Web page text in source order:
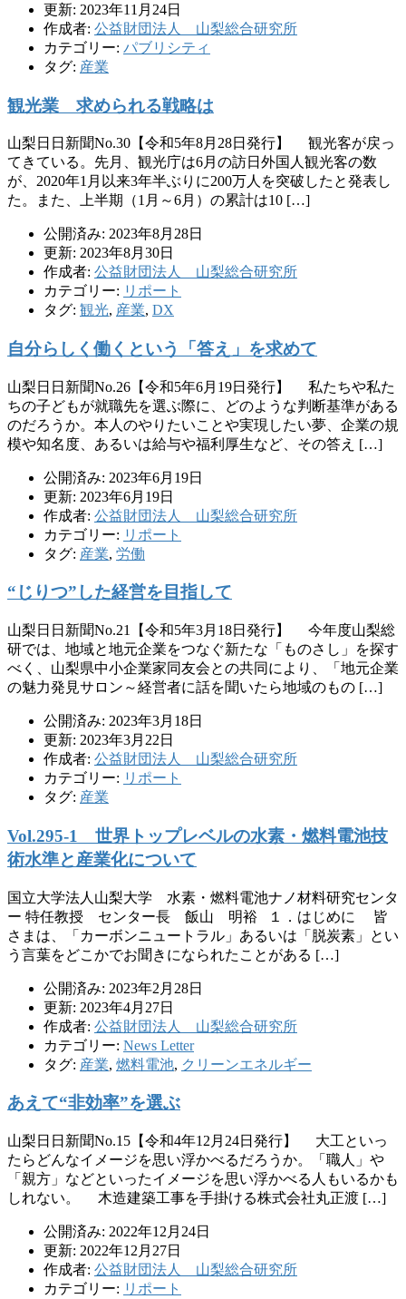
更新: 2023年11月24日
作成者: 公益財団法人 山梨総合研究所
カテゴリー: パブリシティ
タグ: 産業
観光業 求められる戦略は
山梨日日新聞No.30【令和5年8月28日発行】 観光客が戻っ
てきている。先月、観光庁は6月の訪日外国人観光客の数
が、2020年1月以来3年半ぶりに200万人を突破したと発表し
た。また、上半期（1月～6月）の累計は10 […]
公開済み: 2023年8月28日
更新: 2023年8月30日
作成者: 公益財団法人 山梨総合研究所
カテゴリー: リポート
タグ: 観光, 産業, DX
自分らしく働くという「答え」を求めて
山梨日日新聞No.26【令和5年6月19日発行】 私たちや私た
ちの子どもが就職先を選ぶ際に、どのような判断基準がある
のだろうか。本人のやりたいことや実現したい夢、企業の規
模や知名度、あるいは給与や福利厚生など、その答え […]
公開済み: 2023年6月19日
更新: 2023年6月19日
作成者: 公益財団法人 山梨総合研究所
カテゴリー: リポート
タグ: 産業, 労働
“じりつ”した経営を目指して
山梨日日新聞No.21【令和5年3月18日発行】 今年度山梨総
研では、地域と地元企業をつなぐ新たな「ものさし」を探す
べく、山梨県中小企業家同友会との共同により、「地元企業
の魅力発見サロン～経営者に話を聞いたら地域のもの […]
公開済み: 2023年3月18日
更新: 2023年3月22日
作成者: 公益財団法人 山梨総合研究所
カテゴリー: リポート
タグ: 産業
Vol.295-1 世界トップレベルの水素・燃料電池技
術水準と産業化について
国立大学法人山梨大学 水素・燃料電池ナノ材料研究センタ
ー 特任教授 センター長 飯山 明裕 １．はじめに 皆
さまは、「カーボンニュートラル」あるいは「脱炭素」とい
う言葉をどこかでお聞きになられたことがある […]
公開済み: 2023年2月28日
更新: 2023年4月27日
作成者: 公益財団法人 山梨総合研究所
カテゴリー: News Letter
タグ: 産業, 燃料電池, クリーンエネルギー
あえて“非効率”を選ぶ
山梨日日新聞No.15【令和4年12月24日発行】 大工といっ
たらどんなイメージを思い浮かべるだろうか。「職人」や
「親方」などといったイメージを思い浮かべる人もいるかも
しれない。 木造建築工事を手掛ける株式会社丸正渡 […]
公開済み: 2022年12月24日
更新: 2022年12月27日
作成者: 公益財団法人 山梨総合研究所
カテゴリー: リポート